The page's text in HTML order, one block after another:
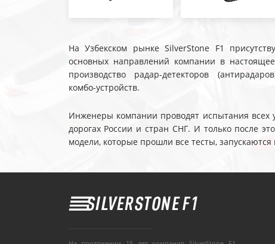
На Узбекском рынке SilverStone F1
основных направлений компании в
производство радар-детекторов
комбо-устройств.
Инженеры компании проводят испытания всех
дорогах России и стран СНГ. И только после
модели, которые прошли все тесты, запускаются